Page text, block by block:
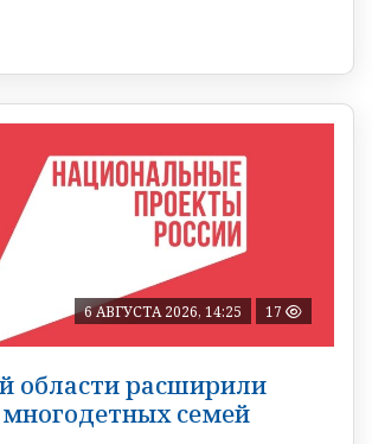
6 АВГУСТА 2026, 14:25 17
области расширили
семей